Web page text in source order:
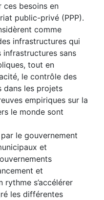
ces besoins en
public-privé (PPP).
comme
infrastructures qui
infrastructures sans
tout en
le contrôle des
dans les projets
empiriques sur la
le monde sont
le gouvernement
et
et
rythme s’accélérer
les différentes